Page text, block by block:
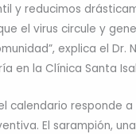
y reducimos
el virus circule y
explica el Dr.
en la Clínica Santa
calendario responde a
El sarampión,